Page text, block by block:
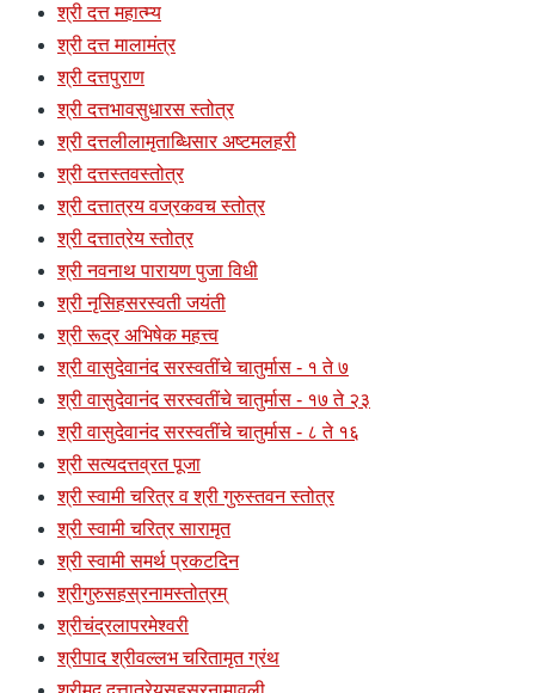
श्री दत्त महात्म्य
श्री दत्त मालामंत्र
श्री दत्तपुराण
श्री दत्तभावसुधारस स्तोत्र
श्री दत्तलीलामृताब्धिसार अष्टमलहरी
श्री दत्तस्तवस्तोत्र
श्री दत्तात्रय वज्रकवच स्तोत्र
श्री दत्तात्रेय स्तोत्र
श्री नवनाथ पारायण पुजा विधी
श्री नृसिहसरस्वती जयंती
श्री रूद्र अभिषेक महत्त्व
श्री वासुदेवानंद सरस्वतींचे चातुर्मास - १ ते ७
श्री वासुदेवानंद सरस्वतींचे चातुर्मास - १७ ते २३
श्री वासुदेवानंद सरस्वतींचे चातुर्मास - ८ ते १६
श्री सत्यदत्तव्रत पूजा
श्री स्वामी चरित्र व श्री गुरुस्तवन स्तोत्र
श्री स्वामी चरित्र सारामृत
श्री स्वामी समर्थ प्रकटदिन
श्रीगुरुसहस्रनामस्तोत्रम्
श्रीचंद्रलापरमेश्वरी
श्रीपाद श्रीवल्लभ चरितामृत ग्रंथ